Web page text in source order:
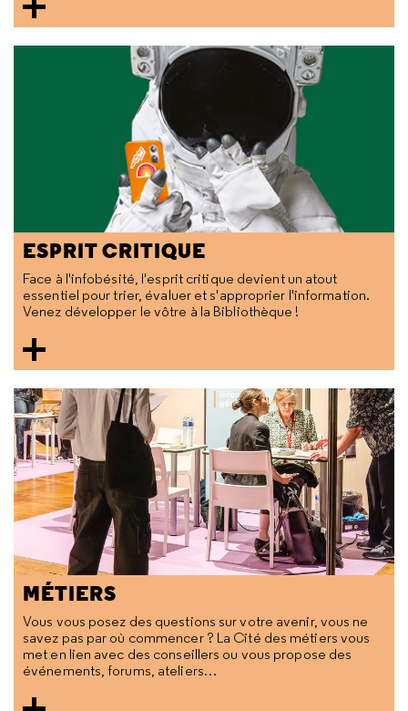
ESPRIT CRITIQUE
Face à l'infobésité, l'esprit critique devient un atout
essentiel pour trier, évaluer et s'approprier l'information.
Venez développer le vôtre à la Bibliothèque !
MÉTIERS
Vous vous posez des questions sur votre avenir, vous ne
savez pas par où commencer ? La Cité des métiers vous
met en lien avec des conseillers ou vous propose des
événements, forums, ateliers…